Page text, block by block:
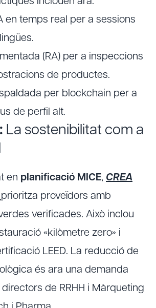
en temps real per a sessions
(RA) per a inspeccions
de productes.
per blockchain per a
de perfil alt.
La sostenibilitat com a
en planificació MICE, CREA
prioritza proveïdors amb
verificades. Això inclou
«kilòmetre zero» i
LEED. La reducció de
és ara una demanda
de RRHH i Màrqueting